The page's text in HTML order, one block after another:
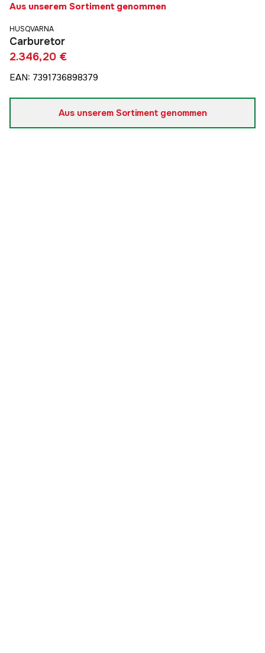
Aus unserem Sortiment genommen
HUSQVARNA
Carburetor
2.346,20 €
EAN: 7391736898379
Aus unserem Sortiment genommen